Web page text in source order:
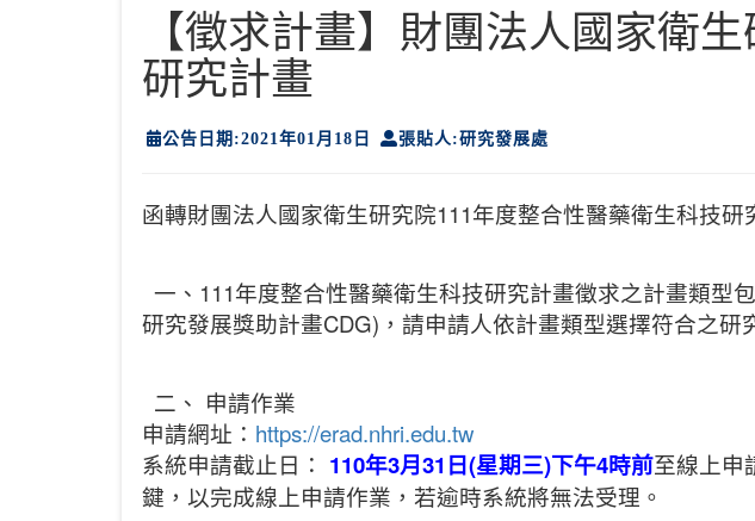
【徵求計畫】財團法人國家衛
研究計畫
公告日期:2021年01月18日 張貼人:研究發展處
函轉財團法人國家衛生研究院111年度整合性醫藥衛生科技研
一、111年度整合性醫藥衛生科技研究計畫徵求之計畫類型
研究發展獎助計畫CDG)，請申請人依計畫類型選擇符合之研
二、 申請作業
申請網址： https://erad.nhri.edu.tw
系統申請截止日： 110年3月31 日(星期三)下午4時前至線上申
鍵，以完成線上申請作業，若逾時系統將無法受理。